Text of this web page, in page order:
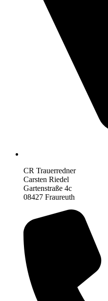
CR Trauerredner
Carsten Riedel
Gartenstraße 4c
08427 Fraureuth